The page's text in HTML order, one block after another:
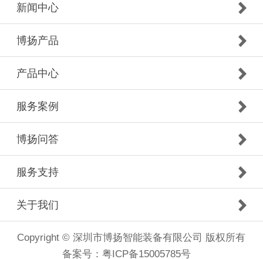
新闻中心
博扬产品
产品中心
服务案例
博扬问答
服务支持
关于我们
Copyright © 深圳市博扬智能装备有限公司 版权所有
备案号： 粤ICP备15005785号